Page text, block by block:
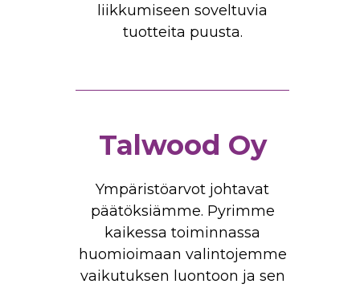
Talwood Oy
Ympäristöarvot johtavat
päätöksiämme. Pyrimme
kaikessa toiminnassa
huomioimaan valintojemme
vaikutuksen luontoon ja sen
liikkumiseen soveltuvia
tuotteita puusta.